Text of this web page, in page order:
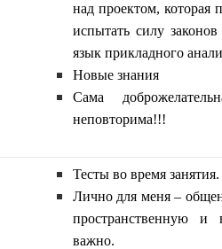
над проектом, которая
испытать силу законов
язык прикладного
Новые знания
Сама
неповторима!!!
Тесты во время занятия.
Лично для меня –
пространственную и
важно.